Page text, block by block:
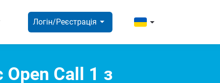
Логін/Реєстрація arrow_right arrow_right
Open Call 1 з